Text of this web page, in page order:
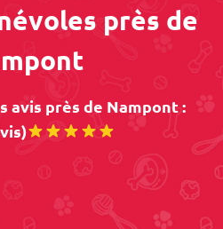
près de
avis près de Nampont :